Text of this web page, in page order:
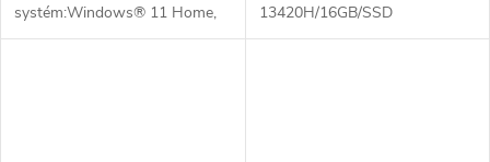
systém:Windows® 11 Home,
Czech / Slovak /
13420H/16GB/SSD
512GB/14"/WUXGA/OLED/